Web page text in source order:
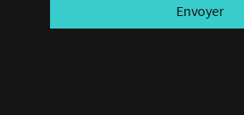
Envoyer